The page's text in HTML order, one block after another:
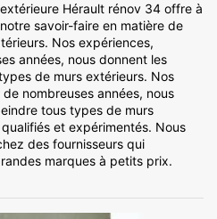
Hérault rénov 34 offre à
savoir-faire en matière de
Nos expériences,
années, nous donnent les
de murs extérieurs. Nos
nombreuses années, nous
tous types de murs
et expérimentés. Nous
des fournisseurs qui
marques à petits prix.